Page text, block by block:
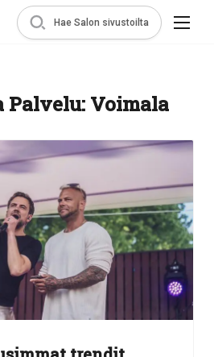
Hae Salon sivustoilta
Palvelu: Voimala